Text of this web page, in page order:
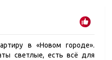
в «Новом городе».
светлые, есть всё для